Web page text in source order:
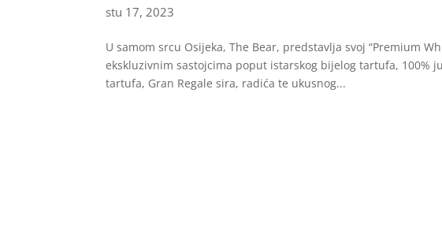
stu 17, 2023
U samom srcu Osijeka, The Bear, predstavlja svoj “Premium
ekskluzivnim sastojcima poput istarskog bijelog tartufa, 100%
tartufa, Gran Regale sira, radića te ukusnog...